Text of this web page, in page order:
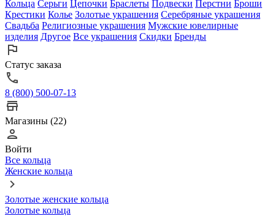
Кольца Серьги Цепочки Браслеты Подвески Перстни Броши
Крестики Колье Золотые украшения Серебряные украшения
Свадьба Религиозные украшения Мужские ювелирные
изделия Другое Все украшения Скидки Бренды
Статус заказа
8 (800) 500-07-13
Магазины (22)
Войти
Все кольца
Женские кольца
Золотые женские кольца
Золотые кольца